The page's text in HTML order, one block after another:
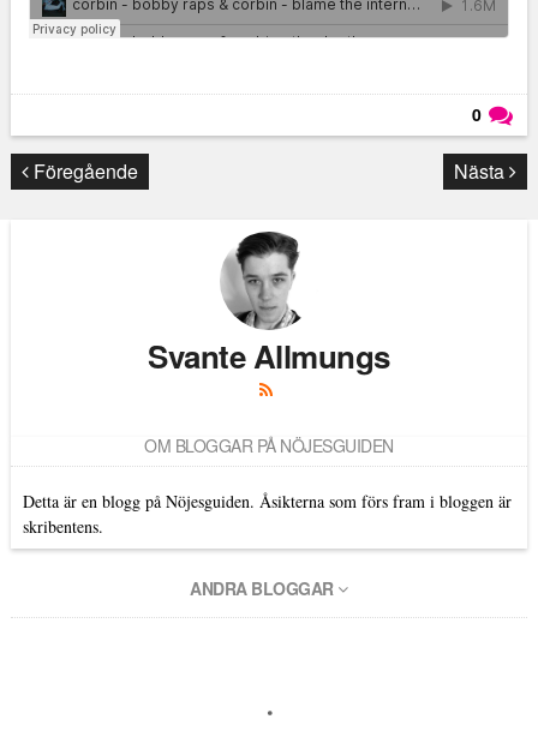
0
Läs kommentarer (0)
Föregående Nästa
Svante Allmungs
OM BLOGGAR PÅ NÖJESGUIDEN
Detta är en blogg på Nöjesguiden. Åsikterna som förs fram i bloggen är
skribentens.
ANDRA BLOGGAR